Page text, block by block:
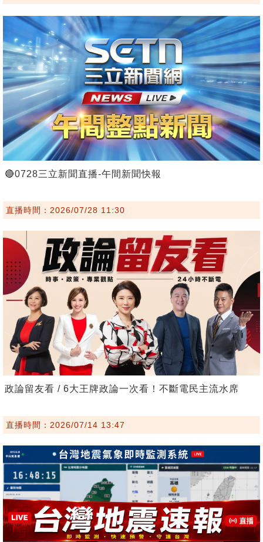
🔴0728三立新聞直播-午間新聞快報
直播時間：2026/07/28 11:30
政論留友看 / 6大王牌政論一次看！不斷電民主流水席
直播時間：2026/07/14 13:47